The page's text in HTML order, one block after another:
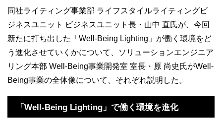
同社ライティング事業部 ライフスタイルライティングビ
ジネスユニット ビジネスユニット長・山中 直氏が、今回
新たに打ち出した「 Well-Being Lighting 」が働く環境をど
う進化させていくかについて、ソリューションエンジニア
リング本部 Well-Being事業開発室 室長・原 尚史氏がWell-
Being事業の全体像について、それぞれ説明した。
「 Well-Being Lighting 」で働く環境を進化